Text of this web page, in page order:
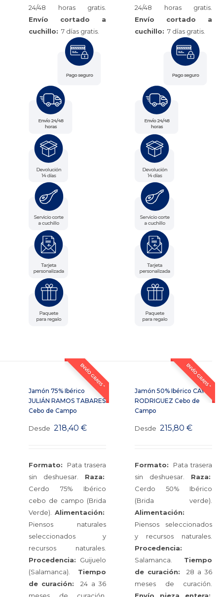
24/48 horas gratis.
Envío cortado a
cuchillo: 7 días gratis.
24/48 horas gratis.
Envío cortado a
cuchillo: 7 días gratis.
ENVÍO GRATIS *
Jamón 75% Ibérico
JULIÁN RAMOS TABARES
Cebo de Campo
Desde 218,40€
Formato: Pata trasera
sin deshuesar. Raza:
Cerdo 75% Ibérico
cebo de campo (Brida
Verde). Alimentación:
Piensos naturales
seleccionados y
recursos naturales.
Procedencia: Guijuelo
(Salamanca). Tiempo
de curación: 24 a 36
ENVÍO GRATIS *
Jamón 50% Ibérico CAYO
RODRIGUEZ Cebo de
Campo
Desde 215,80€
Formato: Pata trasera
sin deshuesar. Raza:
Cerdo 50% Ibérico
(Brida verde).
Alimentación:
Piensos seleccionados
y recursos naturales.
Procedencia:
Salamanca. Tiempo
de curación: 28 a 36
meses de curación.